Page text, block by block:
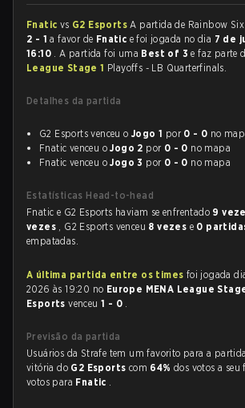
Fnatic vs G2 EsportsA partida de Rainbow
2 - 1 a favor de Fnatic e foi jogada no dia 7 de
16:10 . A partida foi uma Best of 3e faz parte
League Stage 1 Playoffs - LB Quarterfinals.
Detalhes da partida
G2 Esports venceu o Jogo 1 por 0 - 0 no
Fnatic venceu oJogo 2 por 0 - 0 no mapa
Fnatic venceu oJogo 3 por 0 - 0 no mapa
Estatísticas Head-to-head
Fnatic e G2 Esports haviam se enfrentado 9
vezes , G2 Esports venceu 8 vezes e 0
empatadas.
A última partida entre os times foi jogada
2026 às 19:20 no Europe MENA League
Esportsvenceu1 - 0 .
Previsão da partida
Usuários da Strafe tem um favorito para a
vitória do G2 Esports com 64%dos votos a seu
votos para Fnatic .